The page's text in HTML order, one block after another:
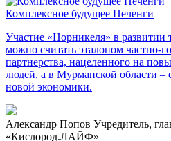
Комплексное будущее Печенги
Участие «Норникеля» в развитии
можно считать эталоном частно-
партнерства, нацеленного на
людей, а в Мурманской области
новой экономики.
Александр Попов Учредитель,
«Кислород.ЛАЙФ»